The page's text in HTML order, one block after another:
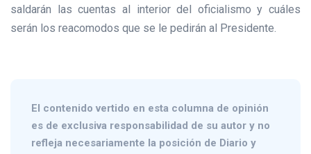
saldarán las cuentas al interior del oficialismo y cuáles
serán los reacomodos que se le pedirán al Presidente.
El contenido vertido en esta columna de opinión
es de exclusiva responsabilidad de su autor y no
refleja necesariamente la posición de Diario y